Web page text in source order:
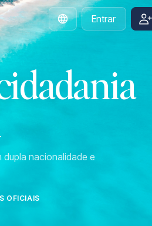
Portuguese
Entrar
nacionalidade e
OFICIAIS